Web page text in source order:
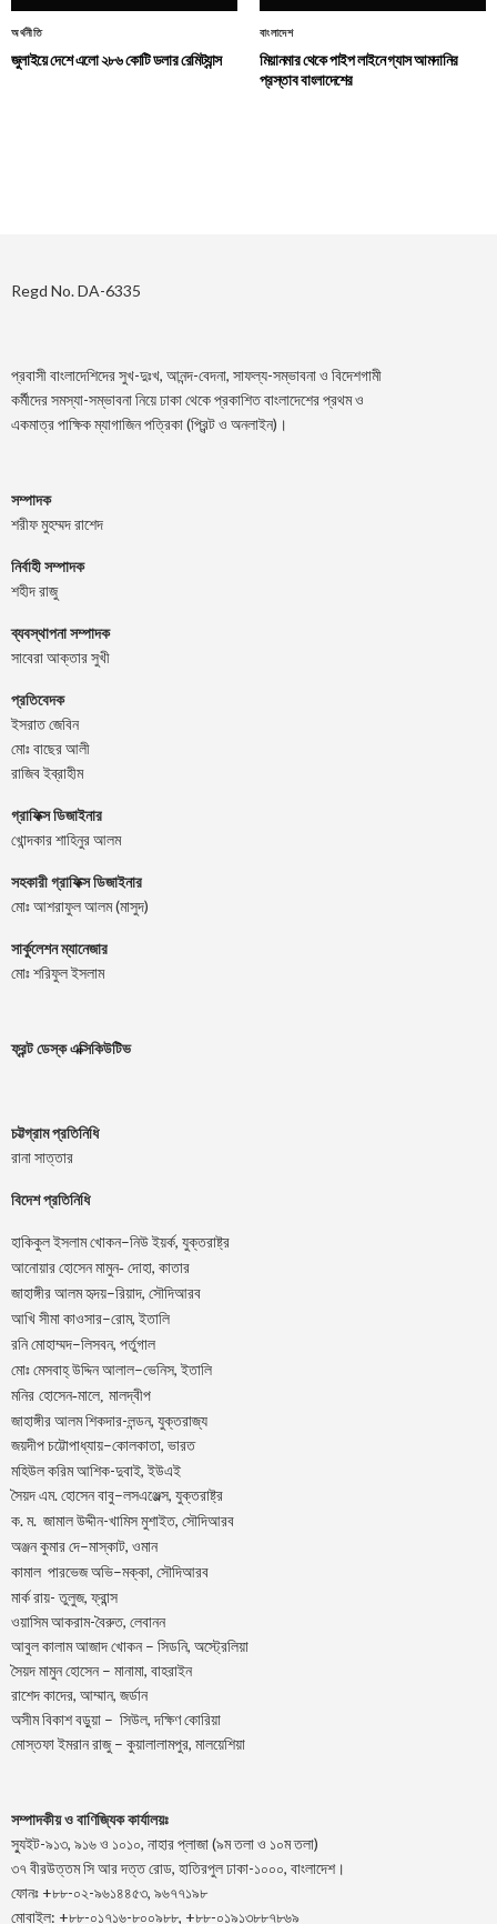
অর্থনীতি
জুলাইয়ে দেশে এলো ২৮৬ কোটি ডলার রেমিট্যান্স
বাংলাদেশ
মিয়ানমার থেকে পাইপ লাইনে গ্যাস আমদানির
প্রস্তাব বাংলাদেশের
Regd No. DA-6335
প্রবাসী বাংলাদেশিদের সুখ-দুঃখ, আনন্দ-বেদনা, সাফল্য-সম্ভাবনা ও বিদেশগামী
কর্মীদের সমস্যা-সম্ভাবনা নিয়ে ঢাকা থেকে প্রকাশিত বাংলাদেশের প্রথম ও
একমাত্র পাক্ষিক ম্যাগাজিন পত্রিকা (প্রিন্ট ও অনলাইন)।
সম্পাদক
শরীফ মুহম্মদ রাশেদ
নির্বাহী সম্পাদক
শহীদ রাজু
ব্যবস্থাপনা সম্পাদক
সাবেরা আক্তার সুখী
প্রতিবেদক
ইসরাত জেবিন
মোঃ বাছের আলী
রাজিব ইব্রাহীম
গ্রাফিক্স ডিজাইনার
খোন্দকার শাহিনুর আলম
সহকারী গ্রাফিক্স ডিজাইনার
মোঃ আশরাফুল আলম (মাসুদ)
সার্কুলেশন ম্যানেজার
মোঃ শরিফুল ইসলাম
ফ্রন্ট ডেস্ক এক্সিকিউটিভ
চট্টগ্রাম প্রতিনিধি
রানা সাত্তার
বিদেশ প্রতিনিধি
হাকিকুল ইসলাম খোকন–নিউ ইয়র্ক, যুক্তরাষ্ট্র
আনোয়ার হোসেন মামুন- দোহা, কাতার
জাহাঙ্গীর আলম হৃদয়–রিয়াদ, সৌদিআরব
আখি সীমা কাওসার–রোম,ইতালি
রনি মোহাম্মদ–লিসবন, পর্তুগাল
মোঃ মেসবাহ্ উদ্দিন আলাল–ভেনিস,ইতালি
মনির হোসেন-মালে, মালদ্বীপ
জাহাঙ্গীর আলম শিকদার-লন্ডন, যুক্তরাজ্য
জয়দীপ চট্টোপাধ্যায়–কোলকাতা, ভারত
মহিউল করিম আশিক-দুবাই, ইউএই
সৈয়দ এম. হোসেন বাবু–লসএঞ্জেল্স, যুক্তরাষ্ট্র
ক. ম. জামাল উদ্দীন-খামিস মুশাইত, সৌদিআরব
অঞ্জন কুমার দে–মাস্কাট, ওমান
কামাল পারভেজ অভি–মক্কা, সৌদিআরব
মার্ক রায়- তুলুজ, ফ্রান্স
ওয়াসিম আকরাম-বৈরুত, লেবানন
আবুল কালাম আজাদ খোকন – সিডনি, অস্ট্রেলিয়া
সৈয়দ মামুন হোসেন – মানামা, বাহরাইন
রাশেদ কাদের, আম্মান, জর্ডান
অসীম বিকাশ বড়ুয়া – সিউল, দক্ষিণ কোরিয়া
মোস্তফা ইমরান রাজু – কুয়ালালামপুর, মালয়েশিয়া
সম্পাদকীয় ও বাণিজ্যিক কার্যালয়ঃ
স্যুইট-৯১৩, ৯১৬ ও ১০১০, নাহার প্লাজা (৯ম তলা ও ১০ম তলা)
৩৭ বীরউত্তম সি আর দত্ত রোড, হাতিরপুল ঢাকা-১০০০, বাংলাদেশ।
ফোনঃ +৮৮-০২-৯৬১৪৪৫৩, ৯৬৭৭১৯৮
মোবাইল: +৮৮-০১৭১৬-৮০০৯৮৮, +৮৮-০১৯১৩৮৮৭৮৬৯